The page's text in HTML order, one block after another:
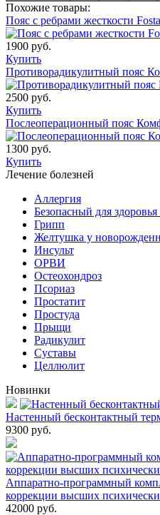
Похожие товары:
Пояс с ребрами жесткости
1900 руб.
Купить
Противорадикулитный пояс
2500 руб.
Купить
Послеоперационный пояс
1300 руб.
Купить
Лечение болезней
Аллергия
Безопасный для
Грипп
Желтушка у
Инсульт
ОРВИ
Остеохондроз
Пcориаз
Простатит
Простуда
Прыщи
Радикулит
Суставы
Целлюлит
Новинки
Настенный бесконтактный
9300 руб.
Аппаратно-программный
коррекции высших
42000 руб.